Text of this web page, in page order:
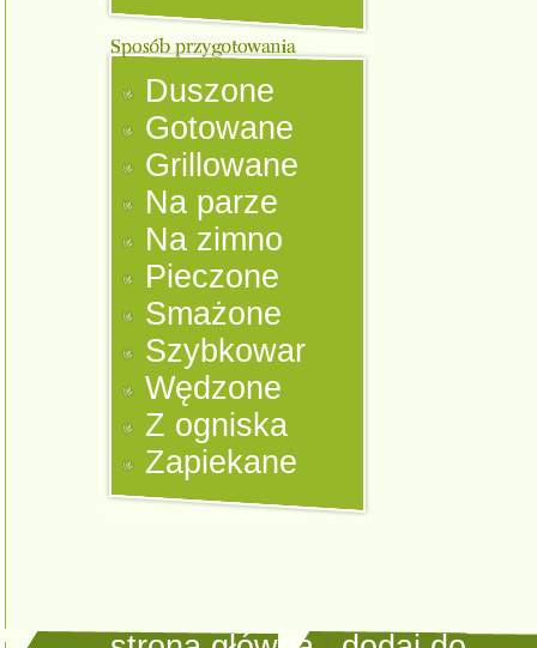
Duszone
Gotowane
Grillowane
Na parze
Na zimno
Pieczone
Smażone
Szybkowar
Wędzone
Z ogniska
Zapiekane